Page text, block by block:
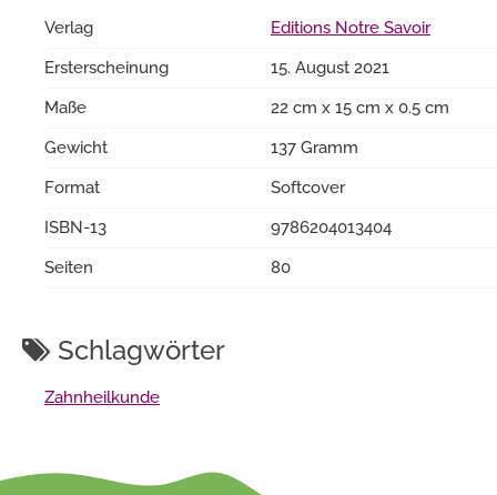
Verlag
Editions Notre Savoir
Ersterscheinung
15. August 2021
Maße
22 cm x 15 cm x 0.5 cm
Gewicht
137 Gramm
Format
Softcover
ISBN-13
9786204013404
Seiten
80
Schlagwörter
Zahnheilkunde